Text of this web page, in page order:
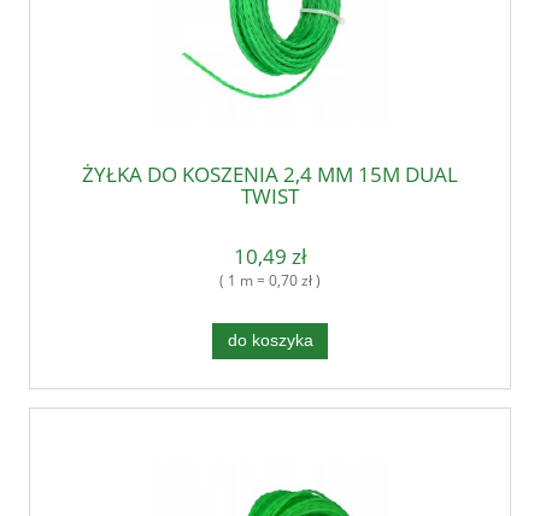
ŻYŁKA DO KOSZENIA 2,4 MM 15M DUAL
TWIST
10,49 zł
( 1 m = 0,70 zł )
do koszyka